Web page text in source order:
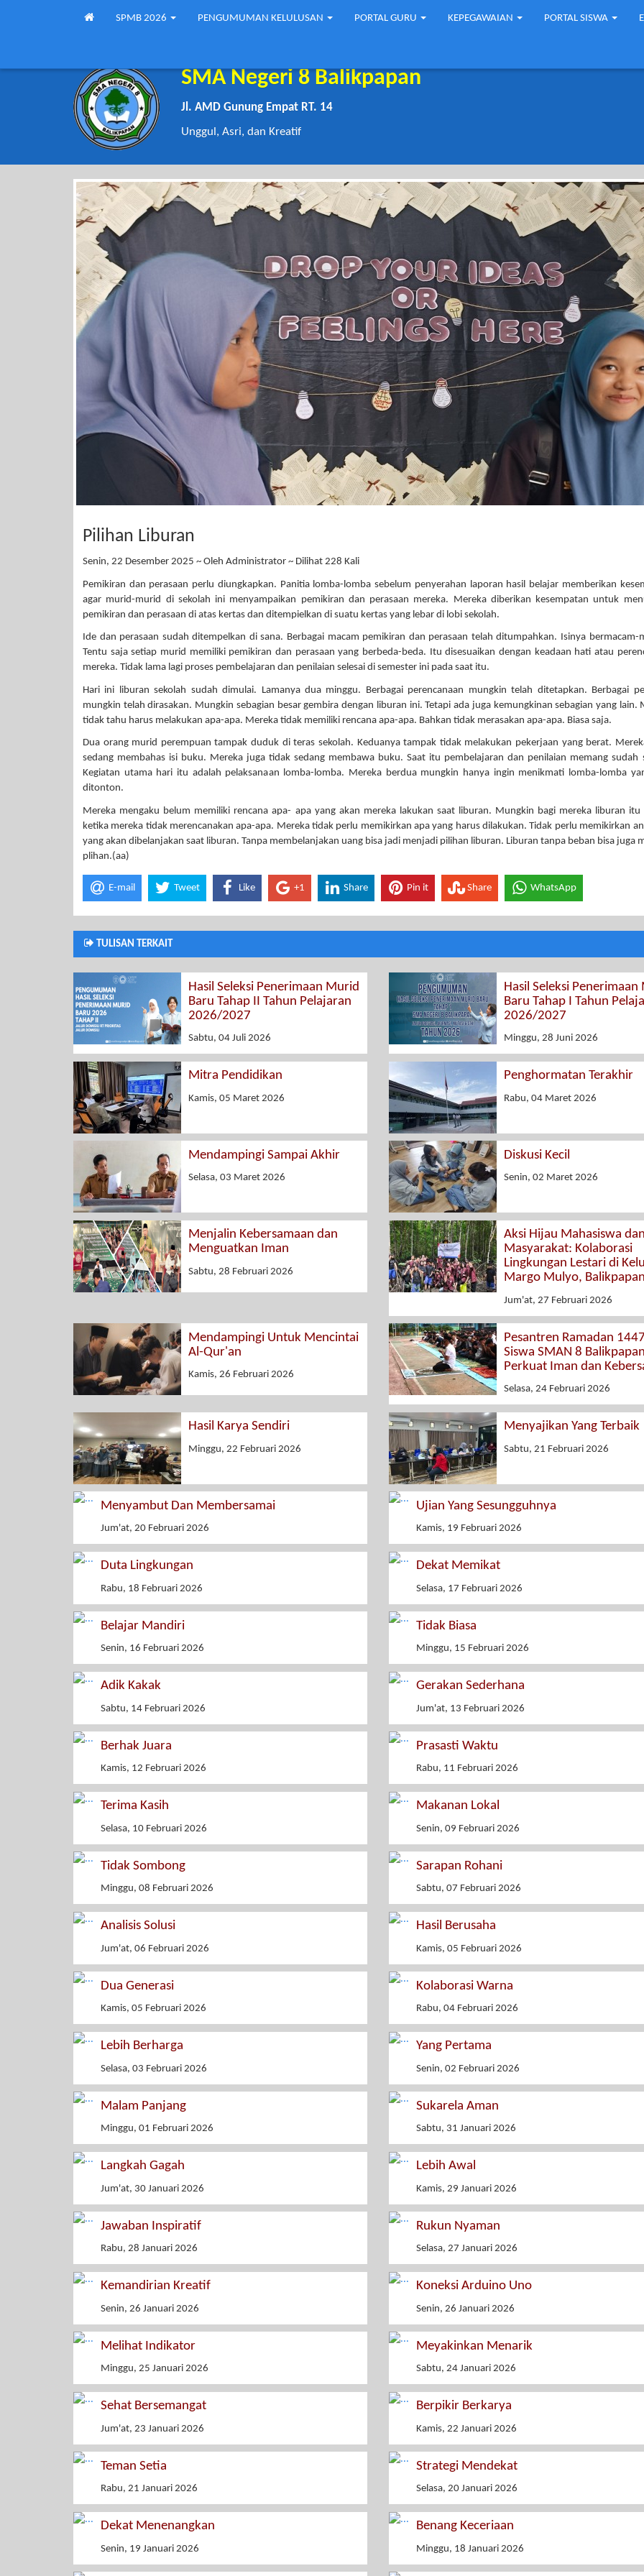
SPMB 2026 PENGUMUMAN KELULUSAN PORTAL GURU KEPEGAWAIAN PORTAL SISWA
SMA Negeri 8 Balikpapan
Jl. AMD Gunung Empat RT. 14
Unggul, Asri, dan Kreatif
Pilihan Liburan
Senin, 22 Desember 2025 ~ Oleh Administrator ~ Dilihat 228 Kali
Pemikiran dan perasaan perlu diungkapkan. Panitia lomba-lomba sebelum penyerahan laporan hasil belajar memberikan
agar murid-murid di sekolah ini menyampaikan pemikiran dan perasaan mereka. Mereka diberikan kesempatan untuk
pemikiran dan perasaan di atas kertas dan ditempielkan di suatu kertas yang lebar di lobi sekolah.
Ide dan perasaan sudah ditempelkan di sana. Berbagai macam pemikiran dan perasaan telah ditumpahkan. Isinya bermacam-
Tentu saja setiap murid memiliki pemikiran dan perasaan yang berbeda-beda. Itu disesuaikan dengan keadaan hati atau
mereka. Tidak lama lagi proses pembelajaran dan penilaian selesai di semester ini pada saat itu.
Hari ini liburan sekolah sudah dimulai. Lamanya dua minggu. Berbagai perencanaan mungkin telah ditetapkan. Berbagai
mungkin telah dirasakan. Mungkin sebagian besar gembira dengan liburan ini. Tetapi ada juga kemungkinan sebagian yang lain.
tidak tahu harus melakukan apa-apa. Mereka tidak memiliki rencana apa-apa. Bahkan tidak merasakan apa-apa. Biasa saja.
Dua orang murid perempuan tampak duduk di teras sekolah. Keduanya tampak tidak melakukan pekerjaan yang berat.
sedang membahas isi buku. Mereka juga tidak sedang membawa buku. Saat itu pembelajaran dan penilaian memang sudah
Kegiatan utama hari itu adalah pelaksanaan lomba-lomba. Mereka berdua mungkin hanya ingin menikmati lomba-lomba
ditonton.
Mereka mengaku belum memiliki rencana apa- apa yang akan mereka lakukan saat liburan. Mungkin bagi mereka liburan itu
ketika mereka tidak merencanakan apa-apa. Mereka tidak perlu memikirkan apa yang harus dilakukan. Tidak perlu memikirkan
yang akan dibelanjakan saat liburan. Tanpa membelanjakan uang bisa jadi menjadi pilihan liburan. Liburan tanpa beban bisa juga
plihan.(aa)
E-mail Tweet Like +1 Share Pin it Share WhatsApp
TULISAN TERKAIT
Hasil Seleksi Penerimaan Murid
Baru Tahap II Tahun Pelajaran
2026/2027
Sabtu, 04 Juli 2026
Hasil Seleksi Penerimaan
Baru Tahap I Tahun
2026/2027
Minggu, 28 Juni 2026
Mitra Pendidikan
Kamis, 05 Maret 2026
Penghormatan Terakhir
Rabu, 04 Maret 2026
Mendampingi Sampai Akhir
Selasa, 03 Maret 2026
Diskusi Kecil
Senin, 02 Maret 2026
Menjalin Kebersamaan dan
Menguatkan Iman
Sabtu, 28 Februari 2026
Aksi Hijau Mahasiswa dan
Masyarakat: Kolaborasi
Lingkungan Lestari di
Margo Mulyo, Balikpapan
Jum'at, 27 Februari 2026
Mendampingi Untuk Mencintai
Al-Qur'an
Kamis, 26 Februari 2026
Pesantren Ramadan
Siswa SMAN 8 Balikpapan
Perkuat Iman dan
Selasa, 24 Februari 2026
Hasil Karya Sendiri
Minggu, 22 Februari 2026
Menyajikan Yang Terbaik
Sabtu, 21 Februari 2026
Menyambut Dan Membersamai
Jum'at, 20 Februari 2026
Ujian Yang Sesungguhnya
Kamis, 19 Februari 2026
Duta Lingkungan
Rabu, 18 Februari 2026
Dekat Memikat
Selasa, 17 Februari 2026
Belajar Mandiri
Senin, 16 Februari 2026
Tidak Biasa
Minggu, 15 Februari 2026
Adik Kakak
Sabtu, 14 Februari 2026
Gerakan Sederhana
Jum'at, 13 Februari 2026
Berhak Juara
Kamis, 12 Februari 2026
Prasasti Waktu
Rabu, 11 Februari 2026
Terima Kasih
Selasa, 10 Februari 2026
Makanan Lokal
Senin, 09 Februari 2026
Tidak Sombong
Minggu, 08 Februari 2026
Sarapan Rohani
Sabtu, 07 Februari 2026
Analisis Solusi
Jum'at, 06 Februari 2026
Hasil Berusaha
Kamis, 05 Februari 2026
Dua Generasi
Kamis, 05 Februari 2026
Kolaborasi Warna
Rabu, 04 Februari 2026
Lebih Berharga
Selasa, 03 Februari 2026
Yang Pertama
Senin, 02 Februari 2026
Malam Panjang
Minggu, 01 Februari 2026
Sukarela Aman
Sabtu, 31 Januari 2026
Langkah Gagah
Jum'at, 30 Januari 2026
Lebih Awal
Kamis, 29 Januari 2026
Jawaban Inspiratif
Rabu, 28 Januari 2026
Rukun Nyaman
Selasa, 27 Januari 2026
Kemandirian Kreatif
Senin, 26 Januari 2026
Koneksi Arduino Uno
Senin, 26 Januari 2026
Melihat Indikator
Minggu, 25 Januari 2026
Meyakinkan Menarik
Sabtu, 24 Januari 2026
Sehat Bersemangat
Jum'at, 23 Januari 2026
Berpikir Berkarya
Kamis, 22 Januari 2026
Teman Setia
Rabu, 21 Januari 2026
Strategi Mendekat
Selasa, 20 Januari 2026
Dekat Menenangkan
Senin, 19 Januari 2026
Benang Keceriaan
Minggu, 18 Januari 2026